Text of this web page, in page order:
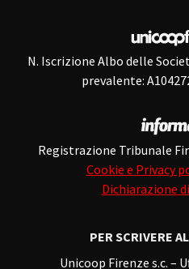
N. Iscrizione Albo delle
prevalente:
Registrazione Tribunale
Cookie e Privacy
Dichiarazione
PER SCRIVERE
Unicoop Firenze s.c. –